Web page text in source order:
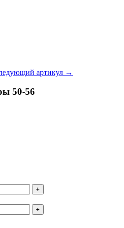
артикул →
50-56
+
+